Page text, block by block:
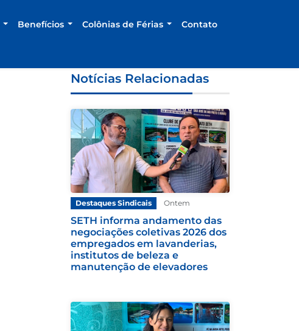
Benefícios Colônias de Férias Contato
Notícias Relacionadas
Destaques Sindicais Ontem
SETH informa andamento das
negociações coletivas 2026 dos
empregados em lavanderias,
institutos de beleza e
manutenção de elevadores